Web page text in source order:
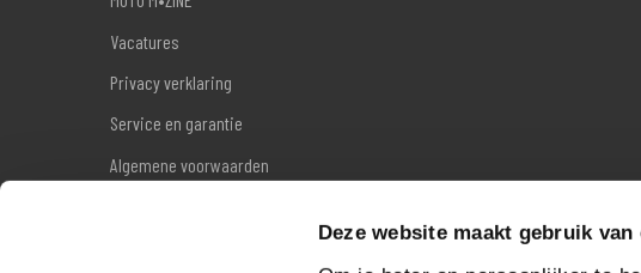
Deze website maakt gebruik van
Vacatures
Privacy verklaring
Service en garantie
Algemene voorwaarden